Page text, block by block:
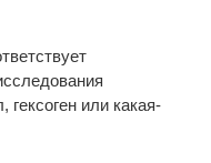
гексоген или какая-